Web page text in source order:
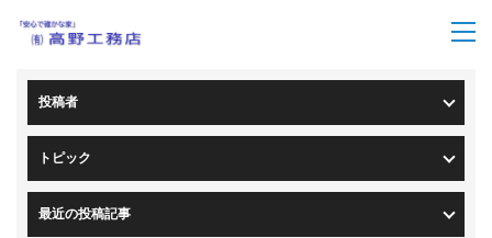
投稿者
トピック
最近の投稿記事